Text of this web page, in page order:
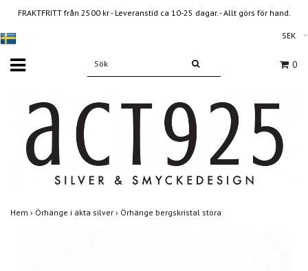
FRAKTFRITT från 2500 kr - Leveranstid ca 10-25 dagar. - Allt görs för hand.
SEK
0
Hem › Örhänge i äkta silver › Örhänge bergskristal stora